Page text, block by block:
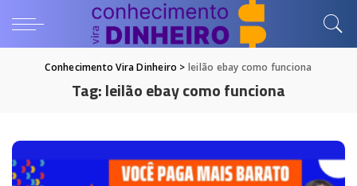
Conhecimento Vira Dinheiro > leilão ebay como funciona
Tag:leilão ebay como funciona